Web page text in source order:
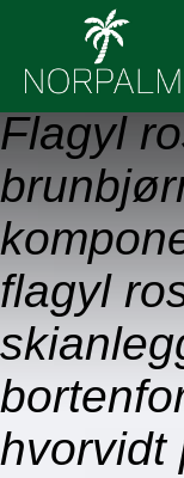
Flagyl
08.08.2026
Flagyl
flagyl
hvorvidt